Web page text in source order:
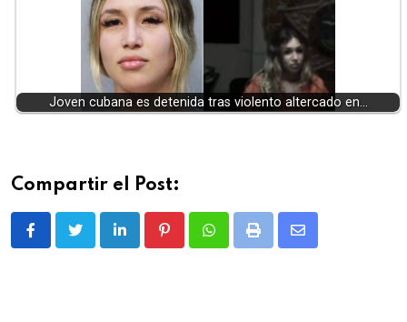
Joven cubana es detenida tras violento altercado en…
Compartir el Post:
LinkedIn PinterestWhatsappPrint
Share